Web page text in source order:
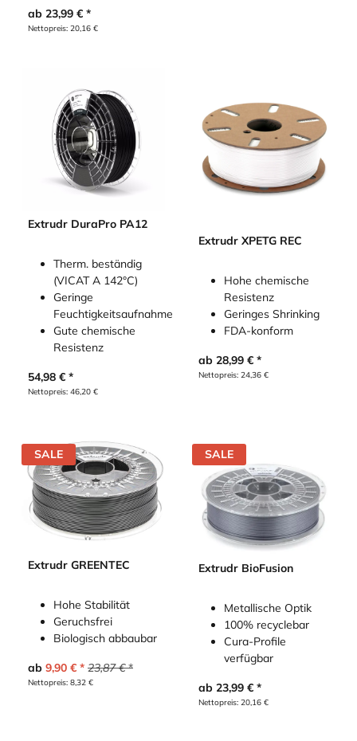
ab 23,99 €
Nettopreis: 20,16 €
Extrudr DuraPro PA12
Therm. beständig
(VICAT A 142°C)
Geringe
Feuchtigkeitsaufnahme
Gute chemische
Resistenz
54,98 €
Nettopreis: 46,20 €
Extrudr XPETG REC
Hohe chemische
Resistenz
Geringes Shrinking
FDA-konform
ab 28,99€
Nettopreis: 24,36€
SALE
Extrudr GREENTEC
Hohe Stabilität
Geruchsfrei
Biologisch abbaubar
ab 9,90 € 23,87€
Nettopreis: 8,32 €
SALE
Extrudr BioFusion
Metallische Optik
100% recyclebar
Cura-Profile
verfügbar
ab 23,99€
Nettopreis: 20,16€